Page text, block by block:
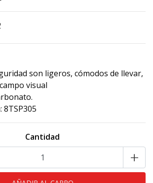
son ligeros, cómodos de llevar,
visual
8TSP305
Cantidad
+